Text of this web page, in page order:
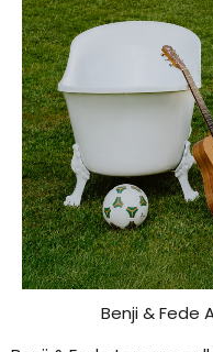
Benji & Fede